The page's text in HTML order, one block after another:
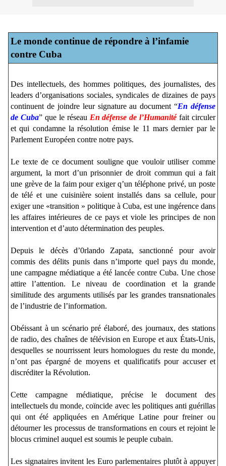
Le monde continue de répondre à l’infamie
contre Cuba
Des intellectuels, des hommes politiques, des journalistes, des
leaders d’organisations sociales, syndicales de dizaines de pays
continuent de joindre leur signature au document “En défense
de Cuba” que le réseau En défense de l’Humanitéfait circuler
et qui condamne la résolution émise le 11 mars dernier par le
Parlement Européen contre notre pays.
Le texte de ce document souligne que vouloir utiliser comme
argument, la mort d’un prisonnier de droit commun qui a fait
une grève de la faim pour exiger q’un téléphone privé, un poste
de télé et une cuisinière soient installés dans sa cellule, pour
exiger une «transition » politique à Cuba, est une ingérence dans
les affaires intérieures de ce pays et viole les principes de non
intervention et d’auto détermination des peuples.
Depuis le décès d’0rlando Zapata, sanctionné pour avoir
commis des délits punis dans n’importe quel pays du monde,
une campagne médiatique a été lancée contre Cuba. Une chose
attire l’attention. Le niveau de coordination et la grande
similitude des arguments utilisés par les grandes transnationales
de l’industrie de l’information.
Obéissant à un scénario pré élaboré, des journaux, des stations
de radio, des chaînes de télévision en Europe et aux États-Unis,
desquelles se nourrissent leurs homologues du reste du monde,
n’ont pas épargné de moyens et qualificatifs pour accuser et
discréditer la Révolution.
Cette campagne médiatique, précise le document des
intellectuels du monde, coïncide avec les politiques anti guérillas
qui ont été appliquées en Amérique Latine pour freiner ou
détourner les processus de transformations en cours et rejoint le
blocus criminel auquel est soumis le peuple cubain.
Les signataires invitent les Euro parlementaires plutôt à appuyer